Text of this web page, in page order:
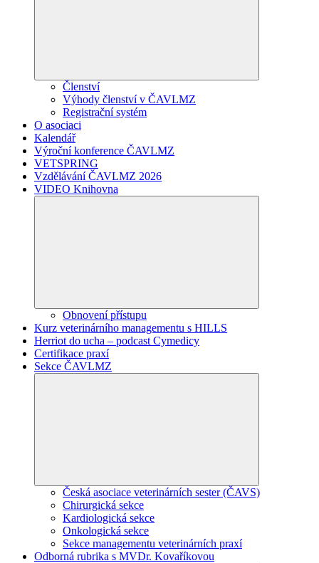
Členství
Výhody členství v ČAVLMZ
Registrační systém
O asociaci
Kalendář
Výroční konference ČAVLMZ
VETSPRING
Vzdělávání ČAVLMZ 2026
VIDEO Knihovna
Obnovení přístupu
Kurz veterinárního managementu s HILLS
Herriot do ucha – podcast Cymedicy
Certifikace praxí
Sekce ČAVLMZ
Česká asociace veterinárních sester (ČAVS)
Chirurgická sekce
Kardiologická sekce
Onkologická sekce
Sekce managementu veterinárních praxí
Odborná rubrika s MVDr. Kovaříkovou